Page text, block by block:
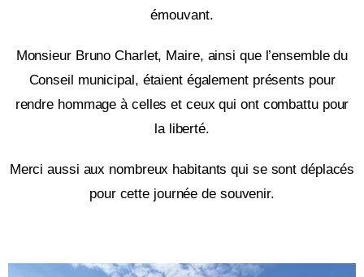
émouvant.
Monsieur Bruno Charlet, Maire, ainsi que l’ensemble du
Conseil municipal, étaient également présents pour
rendre hommage à celles et ceux qui ont combattu pour
la liberté.
Merci aussi aux nombreux habitants qui se sont déplacés
pour cette journée de souvenir.